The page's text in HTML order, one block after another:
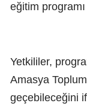
eğitim
Yetkililer,
Amasya
geçebileceğini